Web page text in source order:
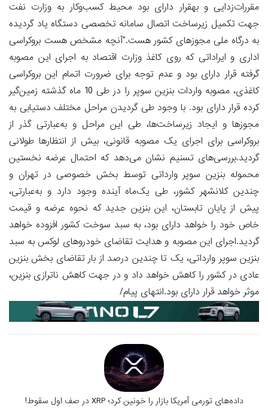
مقررات‌زدایی و بهقرار دارای بود محیط کسب‌وکار به وزارت نفت
جهت تکمیل زیرساخت اتصال سامانه تخصصی دستگاه یاد گردیده
به درگاه ملی مجوزهای کشور هست."آنچه مشخص هست بروکراسی
اداری و ایراداتی که روی کاغذ وزارت اقتصاد به اجرای این مصوبه
گرفته قرار دارای بود و عدم توجه برای ضرورت اتمام این بروکراسی
کاغذی، مصوبه واردات بنزین سوپر را در طی 10 ماه گذشته زمین‌گیر
کرده قرار دارای بود. با وجود طی گردیدن مراحل مختلف دستیابی به
مجوزها و ایجاد زیرساخت‌ها، طی این مراحل و به‌عبارتی گذر از
بروکراسی برای اجرای یک مصوبه قانونی، بیش از انتظارها طولانی
گردید.بررسی‌های تسنیم نشان می‌دهد که احتمال عرضه نخستین
محموله بنزین سوپر وارداتی توسط بخش خصوصی در تهران و
چندین کلانشهر کشور، طی یک‌ماه آینده وجود دارد و به‌عبارتی،
پیش از پایان تابستان، این بنزین جدید که نحوه عرضه و قیمت
خاص خود را خواهد دارای بود، به سبد سوخت کشور افزوده خواهد
گردید.اجرای این مصوبه و هدایت تقاضای خودروهای لوکس به سبد
بنزین سوپر وارداتی، یک تا چندین درصد از بار تقاضای بخش بنزین
عادی در کشور را کاهش خواهد داد و در جهت کاهش ناترازی بنزین،
موثر خواهد قرار دارای بود.انتهای پیام/
داده‌های تورمی آمریکا بازار را خونین کرد؛ XRP در صف اول سقوط!